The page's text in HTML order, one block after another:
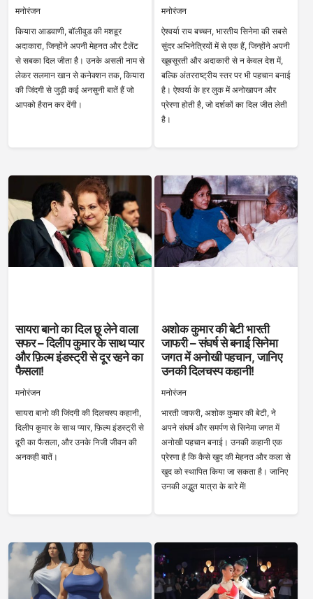
मनोरंजन
कियारा आडवाणी, बॉलीवुड की मशहूर
अदाकारा, जिन्होंने अपनी मेहनत और टैलेंट
से सबका दिल जीता है। उनके असली नाम से
लेकर सलमान खान से कनेक्शन तक, कियारा
की जिंदगी से जुड़ी कई अनसुनी बातें हैं जो
आपको हैरान कर देंगी।
मनोरंजन
ऐश्वर्या राय बच्चन, भारतीय सिनेमा की सबसे
सुंदर अभिनेत्रियों में से एक हैं, जिन्होंने अपनी
खूबसूरती और अदाकारी से न केवल देश में,
बल्कि अंतरराष्ट्रीय स्तर पर भी पहचान बनाई
है। ऐश्वर्या के हर लुक में अनोखापन और
प्रेरणा होती है, जो दर्शकों का दिल जीत लेती
है।
सायरा बानो का दिल छू लेने वाला
सफर – दिलीप कुमार के साथ प्यार
और फ़िल्म इंडस्ट्री से दूर रहने का
फैसला!
मनोरंजन
सायरा बानो की जिंदगी की दिलचस्प कहानी,
दिलीप कुमार के साथ प्यार, फ़िल्म इंडस्ट्री से
दूरी का फैसला, और उनके निजी जीवन की
अनकही बातें।
अशोक कुमार की बेटी भारती
जाफरी – संघर्ष से बनाई सिनेमा
जगत में अनोखी पहचान, जानिए
उनकी दिलचस्प कहानी!
मनोरंजन
भारती जाफरी, अशोक कुमार की बेटी, ने
अपने संघर्ष और समर्पण से सिनेमा जगत में
अनोखी पहचान बनाई। उनकी कहानी एक
प्रेरणा है कि कैसे खुद की मेहनत और कला से
खुद को स्थापित किया जा सकता है। जानिए
उनकी अद्भुत यात्रा के बारे में!